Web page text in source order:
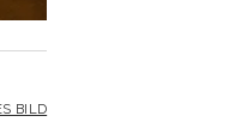
BILD